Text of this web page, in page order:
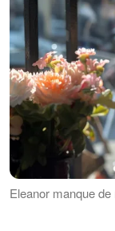
Eleanor manque